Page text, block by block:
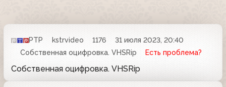
РТР kstrvideo 1176
31 июля 2023, 20:40
Собственная оцифровка. VHSRip
Есть проблема?
Собственная оцифровка. VHSRip